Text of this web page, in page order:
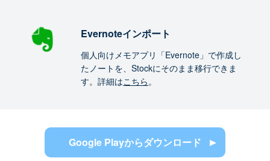
Evernoteインポート
個人向けメモアプリ「Evernote」で作成し
たノートを、Stockにそのまま移行できま
す。詳細はこちら。
Google Playからダウンロード